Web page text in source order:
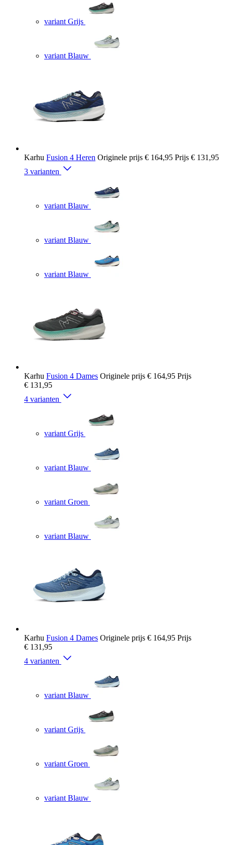
variant Grijs
variant Blauw
Karhu Fusion 4 Heren Originele prijs € 164,95 Prijs € 131,95
3 varianten
variant Blauw
variant Blauw
variant Blauw
Karhu Fusion 4 Dames Originele prijs € 164,95 Prijs
€ 131,95
4 varianten
variant Grijs
variant Blauw
variant Groen
variant Blauw
Karhu Fusion 4 Dames Originele prijs € 164,95 Prijs
€ 131,95
4 varianten
variant Blauw
variant Grijs
variant Groen
variant Blauw